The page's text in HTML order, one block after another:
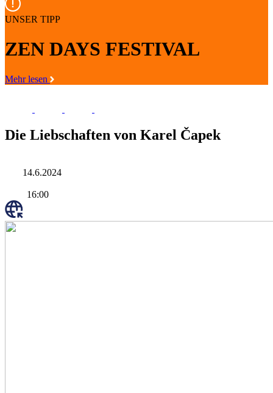
UNSER TIPP
ZEN DAYS FESTIVAL
Mehr lesen
Die Liebschaften von Karel Čapek
14.6.2024
16:00